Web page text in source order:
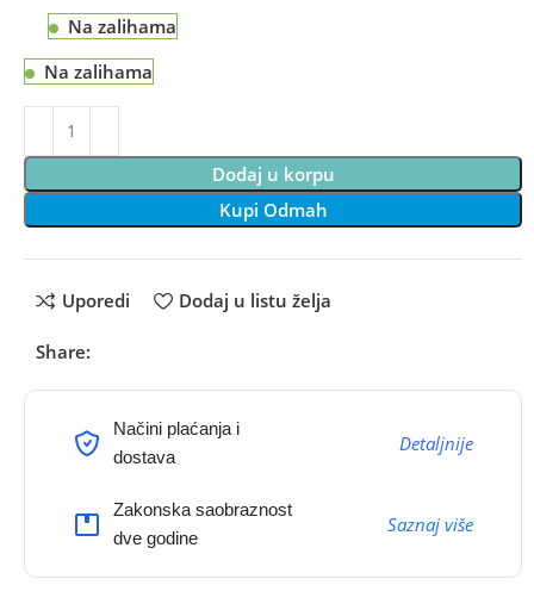
Na zalihama
Na zalihama
Dodaj u korpu
Kupi Odmah
Uporedi Dodaj u listu želja
Share:
Načini plaćanja i
dostava
Detaljnije
Zakonska saobraznost
dve godine
Saznaj više